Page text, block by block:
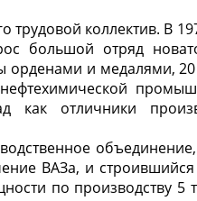
коллектив. В
большой отряд
орденами и медалями,
как отличники
ВАЗа, и
по производству 5